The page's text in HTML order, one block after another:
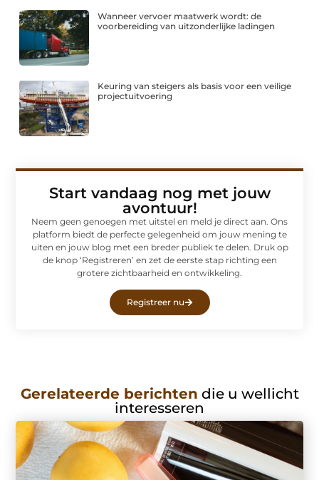
Wanneer vervoer maatwerk wordt: de
voorbereiding van uitzonderlijke ladingen
Keuring van steigers als basis voor een veilige
projectuitvoering
Start vandaag nog met jouw
avontuur!
Neem geen genoegen met uitstel en meld je direct aan. Ons
platform biedt de perfecte gelegenheid om jouw mening te
uiten en jouw blog met een breder publiek te delen. Druk op
de knop ‘Registreren’ en zet de eerste stap richting een
grotere zichtbaarheid en ontwikkeling.
Registreer nu
Gerelateerde berichten die u wellicht
interesseren